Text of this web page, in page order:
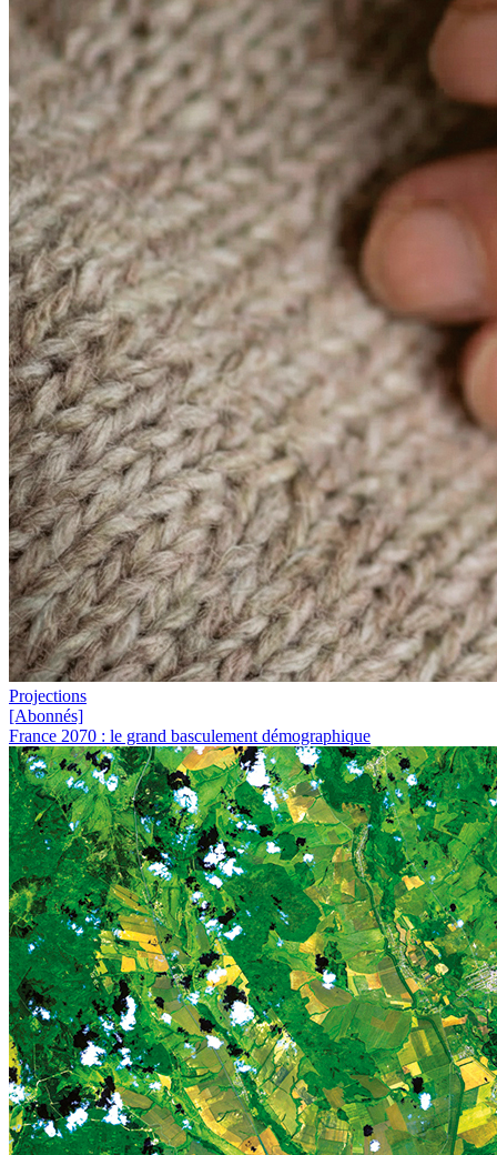
Projections
[Abonnés]
France 2070 : le grand basculement démographique